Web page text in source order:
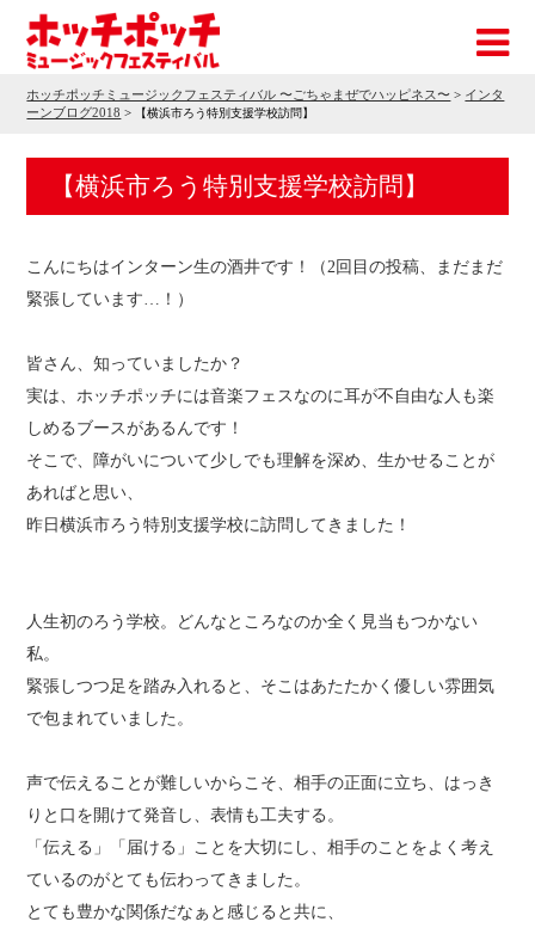
ホッチポッチミュージックフェスティバル 〜ごちゃまぜでハッピネス〜 > インタ
ーンブログ2018 > 【横浜市ろう特別支援学校訪問】
【横浜市ろう特別支援学校訪問】
こんにちはインターン生の酒井です！（2回目の投稿、まだまだ
緊張しています…！）
皆さん、知っていましたか？
実は、ホッチポッチには音楽フェスなのに耳が不自由な人も楽
しめるブースがあるんです！
そこで、障がいについて少しでも理解を深め、生かせることが
あればと思い、
昨日横浜市ろう特別支援学校に訪問してきました！
人生初のろう学校。どんなところなのか全く見当もつかない
私。
緊張しつつ足を踏み入れると、そこはあたたかく優しい雰囲気
で包まれていました。
声で伝えることが難しいからこそ、相手の正面に立ち、はっき
りと口を開けて発音し、表情も工夫する。
「伝える」「届ける」ことを大切にし、相手のことをよく考え
ているのがとても伝わってきました。
とても豊かな関係だなぁと感じると共に、